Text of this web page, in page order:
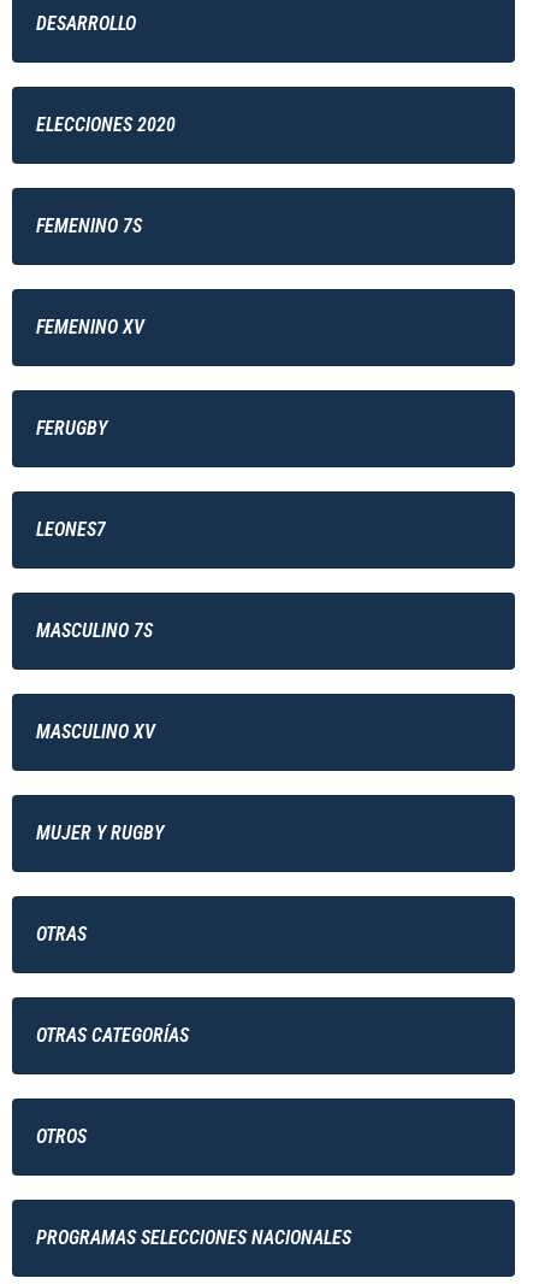
DESARROLLO
ELECCIONES 2020
FEMENINO 7S
FEMENINO XV
FERUGBY
LEONES7
MASCULINO 7S
MASCULINO XV
MUJER Y RUGBY
OTRAS
OTRAS CATEGORÍAS
OTROS
PROGRAMAS SELECCIONES NACIONALES